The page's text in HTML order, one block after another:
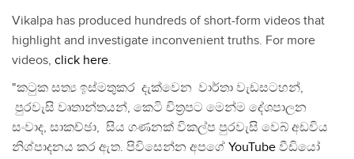
Vikalpa has produced hundreds of short-form videos that
highlight and investigate inconvenient truths. For more
videos, click here.
"කටුක සත්‍ය ඉස්මතුකර දැක්වෙන වාර්තා වැඩසටහන්,
පුරවැසි වෘතාන්තයන්, කෙටි චිත්‍රපට මෙන්ම දේශපාලන
සංවාද, සාකච්ඡා, සිය ගණනක් විකල්ප පුරවැසි වෙබ් අඩවිය
නිශ්පාදනය කර ඇත. පිවිසෙන්න අපගේ YouTube වීඩියෝ